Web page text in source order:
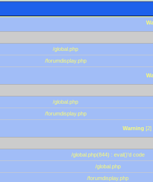
/global.php
/forumdisplay.php
/global.php
/forumdisplay.php
Warning [2]
/global.php(844) : eval()'d code
/global.php
/forumdisplay.php